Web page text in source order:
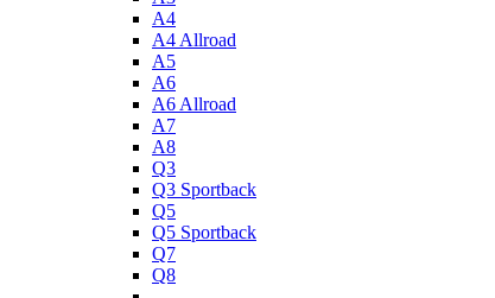
A4
A4 Allroad
A5
A6
A6 Allroad
A7
A8
Q3
Q3 Sportback
Q5
Q5 Sportback
Q7
Q8